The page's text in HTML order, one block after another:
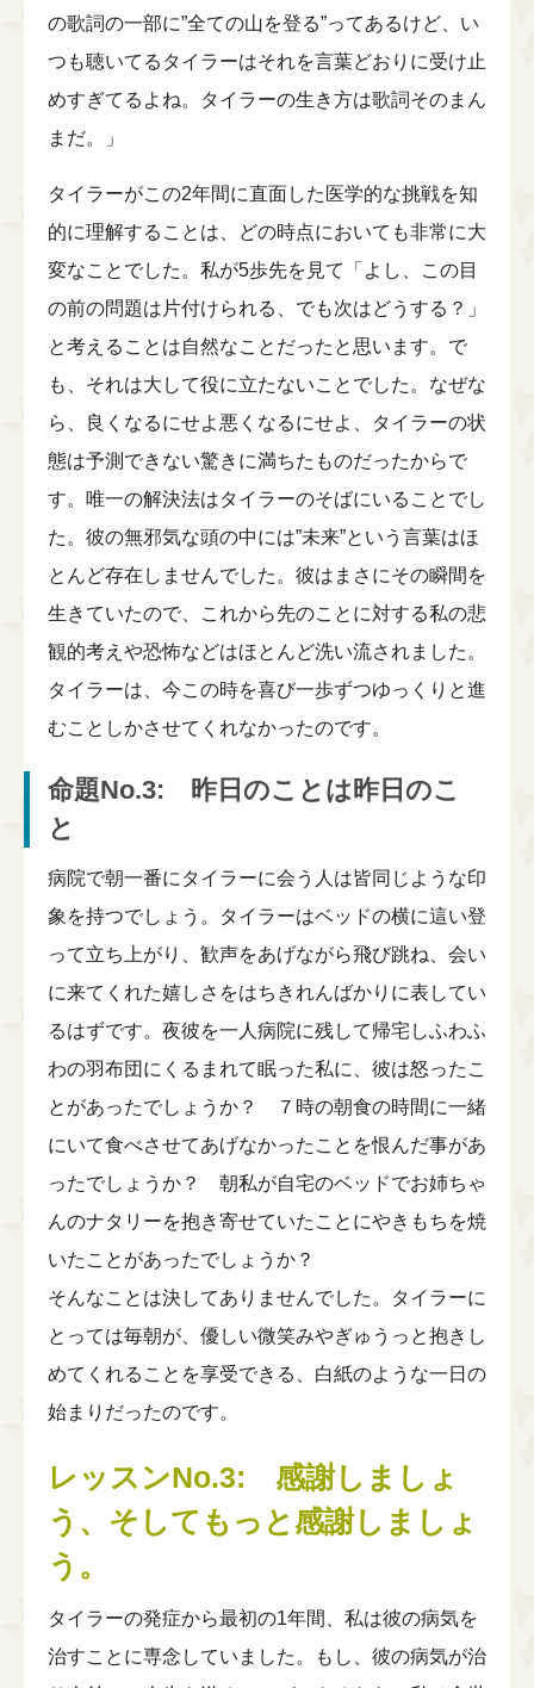
の歌詞の一部に”全ての山を登る”ってあるけど、い
つも聴いてるタイラーはそれを言葉どおりに受け止
めすぎてるよね。タイラーの生き方は歌詞そのまん
まだ。」
タイラーがこの2年間に直面した医学的な挑戦を知
的に理解することは、どの時点においても非常に大
変なことでした。私が5歩先を見て「よし、この目
の前の問題は片付けられる、でも次はどうする？」
と考えることは自然なことだったと思います。で
も、それは大して役に立たないことでした。なぜな
ら、良くなるにせよ悪くなるにせよ、タイラーの状
態は予測できない驚きに満ちたものだったからで
す。唯一の解決法はタイラーのそばにいることでし
た。彼の無邪気な頭の中には”未来”という言葉はほ
とんど存在しませんでした。彼はまさにその瞬間を
生きていたので、これから先のことに対する私の悲
観的考えや恐怖などはほとんど洗い流されました。
タイラーは、今この時を喜び一歩ずつゆっくりと進
むことしかさせてくれなかったのです。
命題No.3: 昨日のことは昨日のこ
と
病院で朝一番にタイラーに会う人は皆同じような印
象を持つでしょう。タイラーはベッドの横に這い登
って立ち上がり、歓声をあげながら飛び跳ね、会い
に来てくれた嬉しさをはちきれんばかりに表してい
るはずです。夜彼を一人病院に残して帰宅しふわふ
わの羽布団にくるまれて眠った私に、彼は怒ったこ
とがあったでしょうか？ ７時の朝食の時間に一緒
にいて食べさせてあげなかったことを恨んだ事があ
ったでしょうか？ 朝私が自宅のベッドでお姉ちゃ
んのナタリーを抱き寄せていたことにやきもちを焼
いたことがあったでしょうか？
そんなことは決してありませんでした。タイラーに
とっては毎朝が、優しい微笑みやぎゅうっと抱きし
めてくれることを享受できる、白紙のような一日の
始まりだったのです。
レッスンNo.3: 感謝しましょ
う、そしてもっと感謝しましょ
う。
タイラーの発症から最初の1年間、私は彼の病気を
治すことに専念していました。もし、彼の病気が治